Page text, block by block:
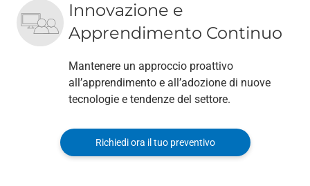
Innovazione e
Apprendimento Continuo
Mantenere un approccio proattivo
all’apprendimento e all’adozione di nuove
tecnologie e tendenze del settore.
Richiedi ora il tuo preventivo